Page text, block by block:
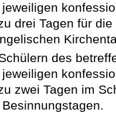
drei Tagen für
des
zwei Tagen im